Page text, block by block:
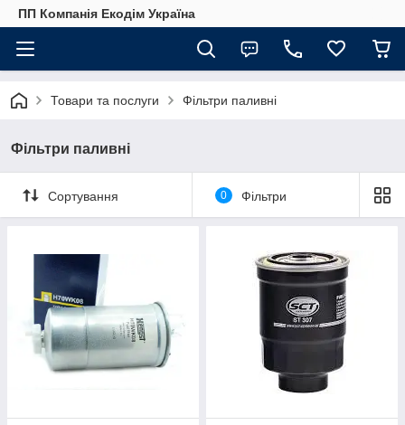
ПП Компанія Екодім Україна
Товари та послуги Фільтри паливні
Фільтри паливні
Сортування 0 Фільтри